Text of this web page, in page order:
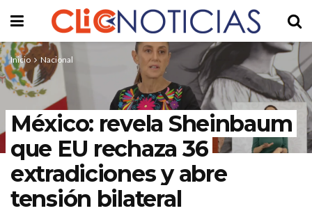
Inicio Nacional
México: revela Sheinbaum
que EU rechaza 36
extradiciones y abre
tensión bilateral